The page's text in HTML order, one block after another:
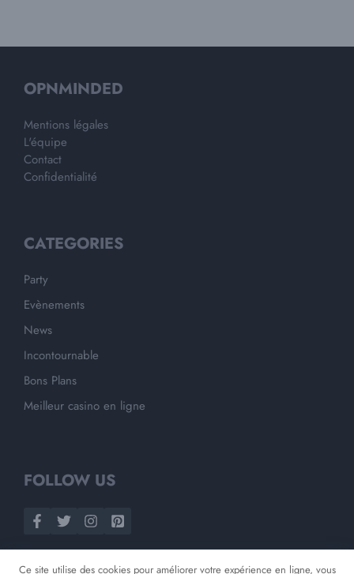
OPNMINDED
Mentions légales
L'équipe
Contact
Confidentialité
CATEGORIES
Party
Evènements
News
Incontournable
Bons Plans
Meilleur casino en ligne
FOLLOW US
Ce site utilise des cookies pour améliorer votre expérience en ligne, vous